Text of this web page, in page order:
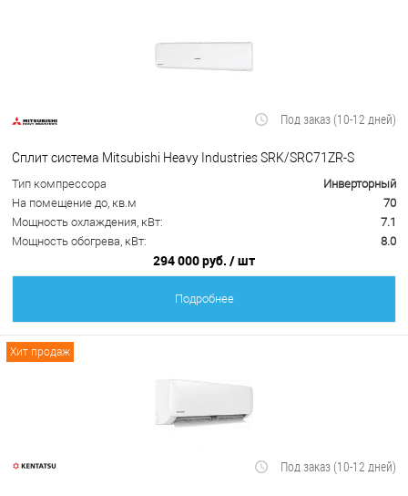
Под заказ (10-12 дней)
Сплит система Mitsubishi Heavy Industries SRK/SRC71ZR-S
Тип компрессора
Инверторный
На помещение до, кв.м
70
Мощность охлаждения, кВт:
7.1
Мощность обогрева, кВт:
8.0
294 000 руб. / шт
Подробнее
Хит продаж
Под заказ (10-12 дней)